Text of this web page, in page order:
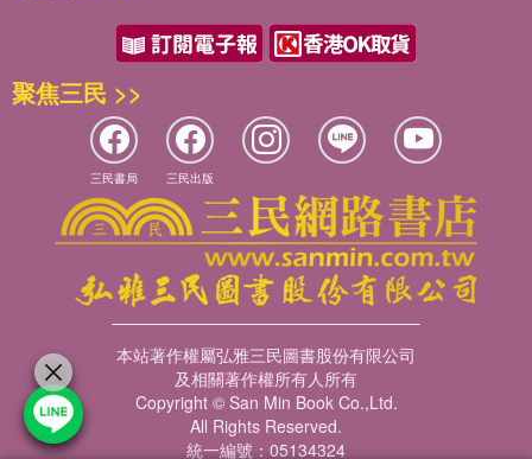
聚焦三民 >>
三民書局 三民出版
本站著作權屬弘雅三民圖書股份有限公司
及相關著作權所有人所有
Copyright © San Min Book Co.,Ltd.
All Rights Reserved.
統一編號：05134324